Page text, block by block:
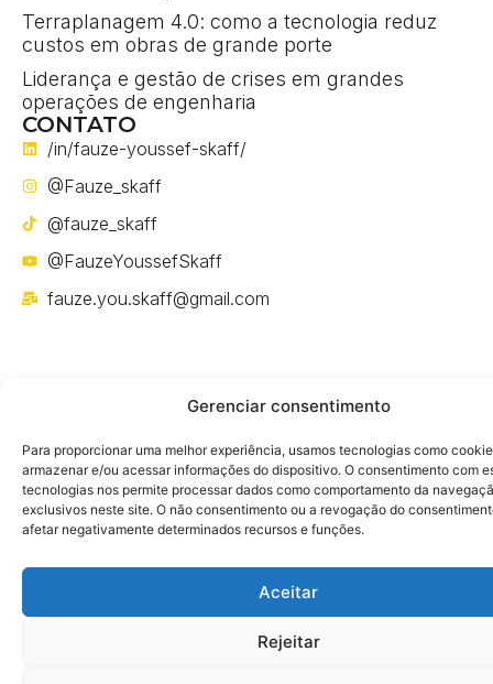
Gerenciar consentimento
Para proporcionar uma melhor experiência, usamos tecnologias como
armazenar e/ou acessar informações do dispositivo. O consentimento com
tecnologias nos permite processar dados como comportamento da
exclusivos neste site. O não consentimento ou a revogação do
afetar negativamente determinados recursos e funções.
Aceitar
Rejeitar
Terraplanagem 4.0: como a tecnologia reduz
custos em obras de grande porte
Liderança e gestão de crises em grandes
operações de engenharia
CONTATO
/in/fauze-youssef-skaff/
@Fauze_skaff
@fauze_skaff
@FauzeYoussefSkaff
fauze.you.skaff@gmail.com
Política de privacidade